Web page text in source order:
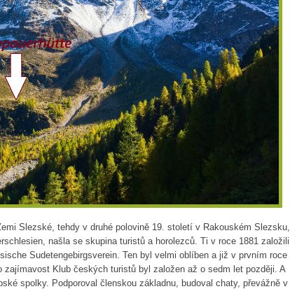
Slezské, tehdy v druhé polovině 19. století v Rakouském Slezsku,
našla se skupina turistů a horolezců. Ti v roce 1881 založili
Sudetengebirgsverein. Ten byl velmi oblíben a již v prvním roce
Klub českých turistů byl založen až o sedm let později. A
spolky. Podporoval členskou základnu, budoval chaty, převážně v